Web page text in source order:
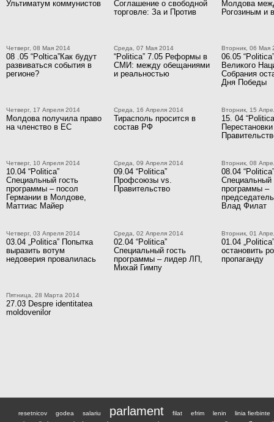
Ультиматум коммунистов
Соглашение о свободной
торговле: За и Против
Молдова
Рогозиным и
Четверг, 08 Мая 2014
08 .05 “Poltica”Как будут
развиваться события в
регионе?
Среда, 07 Мая 2014
“Politica” 7.05 Реформы в
СМИ: между обещаниями
и реальностью
Вторник, 06 Мая
06.05
Великого
Собрания
Дня Победы
Четверг, 17 Апреля 2014
Молдова получила право
на членство в ЕС
Среда, 16 Апреля 2014
Тирасполь просится в
состав РФ
Вторник, 15
15. 04
Четверг, 10 Апреля 2014
10.04 “Politica”
Специальный гость
программы – посол
Германии в Молдове,
Маттиас Майер
Среда, 09 Апреля 2014
09.04 “Politica”
Профсоюзы vs.
Правительство
Вторник, 08
08.04 “Politica”
Специальный
программы –
Влад Филат
Четверг, 03 Апреля 2014
03.04 „Politica” Попытка
выразить вотум
недоверия провалилась
Среда, 02 Апреля 2014
02.04 “Politica”
Специальный гость
программы – лидер ЛП,
Михай Гимпу
Вторник, 01
01.04
остановить
пропаганду
Пятница, 28 Марта 2014
27.03 Despre identitatea
moldovenilor
resetnicov godea salariu parlament filat efrim lenin
linia fierbinte